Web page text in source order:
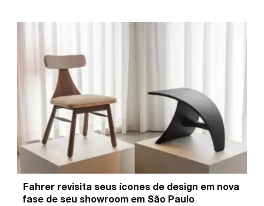
Fahrer revisita seus ícones de design em nova
fase de seu showroom em São Paulo